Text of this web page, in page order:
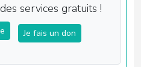
services gratuits !
Je fais un don